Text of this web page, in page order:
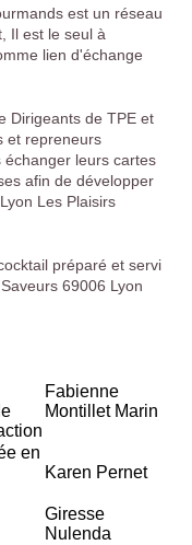
est un réseau
Il est le seul à
lien d'échange
Dirigeants de TPE et
et repreneurs
échanger leurs cartes
afin de développer
Les Plaisirs
préparé et servi
69006 Lyon
Fabienne
Montillet Marin
en
Karen Pernet
Giresse
Nulenda